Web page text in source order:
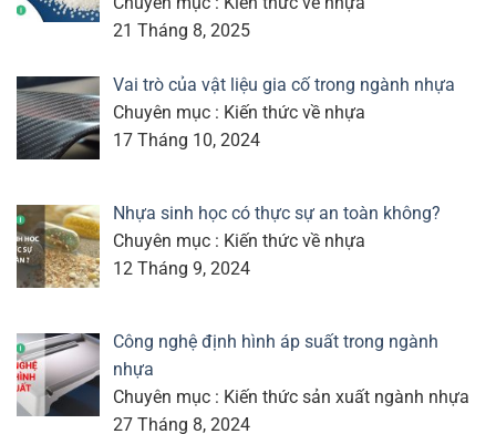
21 Tháng 8, 2025
Vai trò của vật liệu gia cố trong ngành nhựa
Chuyên mục : Kiến thức về nhựa
17 Tháng 10, 2024
Nhựa sinh học có thực sự an toàn không?
Chuyên mục : Kiến thức về nhựa
12 Tháng 9, 2024
Công nghệ định hình áp suất trong ngành
nhựa
Chuyên mục : Kiến thức sản xuất ngành nhựa
27 Tháng 8, 2024